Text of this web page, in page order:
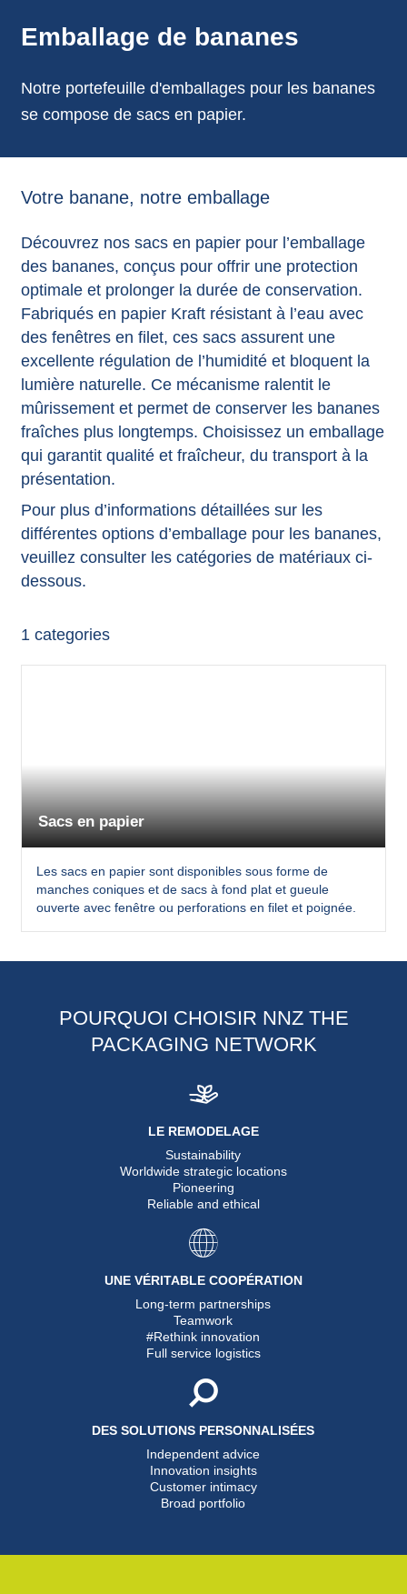
Emballage de bananes
Notre portefeuille d'emballages pour les bananes
se compose de sacs en papier.
Votre banane, notre emballage
Découvrez nos sacs en papier pour l’emballage
des bananes, conçus pour offrir une protection
optimale et prolonger la durée de conservation.
Fabriqués en papier Kraft résistant à l’eau avec
des fenêtres en filet, ces sacs assurent une
excellente régulation de l’humidité et bloquent la
lumière naturelle. Ce mécanisme ralentit le
mûrissement et permet de conserver les bananes
fraîches plus longtemps. Choisissez un emballage
qui garantit qualité et fraîcheur, du transport à la
présentation.
Pour plus d’informations détaillées sur les
différentes options d’emballage pour les bananes,
veuillez consulter les catégories de matériaux ci-
dessous.
1 categories
Sacs en papier
Les sacs en papier sont disponibles sous forme de
manches coniques et de sacs à fond plat et gueule
ouverte avec fenêtre ou perforations en filet et poignée.
POURQUOI CHOISIR NNZ THE
PACKAGING NETWORK
LE REMODELAGE
Sustainability
Worldwide strategic locations
Pioneering
Reliable and ethical
UNE VÉRITABLE COOPÉRATION
Long-term partnerships
Teamwork
#Rethink innovation
Full service logistics
DES SOLUTIONS PERSONNALISÉES
Independent advice
Innovation insights
Customer intimacy
Broad portfolio